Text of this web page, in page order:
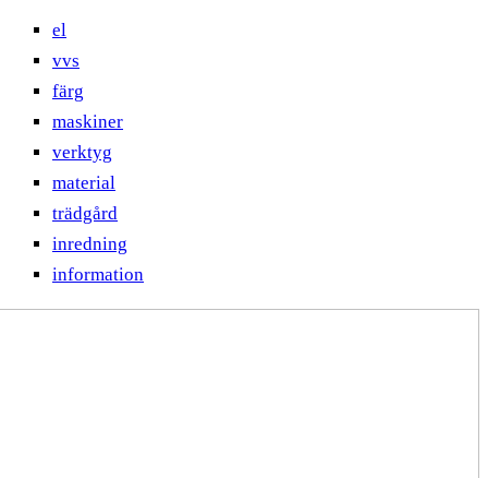
el
vvs
färg
maskiner
verktyg
material
trädgård
inredning
information